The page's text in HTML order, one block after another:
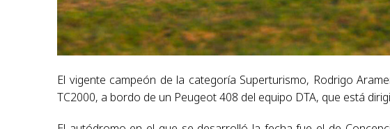
El vigente campeón de la categoría Superturismo, Rodrigo
TC2000, a bordo de un Peugeot 408 del equipo DTA, que está